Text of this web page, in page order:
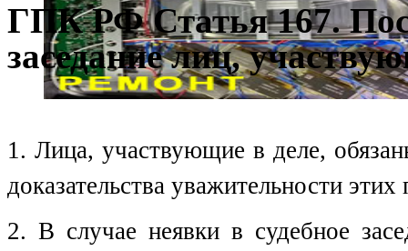
ГПК РФ Статья 167.
заседание лиц,
1. Лица, участвующие в деле,
доказательства уважительности
2. В случае неявки в судебное